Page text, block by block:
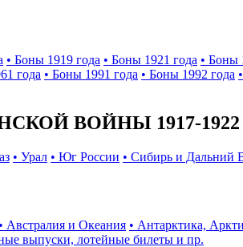
• Боны 1919 года • Боны 1921 года • Боны
года • Боны 1991 года • Боны 1992 года
ВОЙНЫ 1917-
• Урал • Юг России • Сибирь и Дальний
• Австралия и Океания • Антарктика,
выпуски, лотейные билеты и пр.